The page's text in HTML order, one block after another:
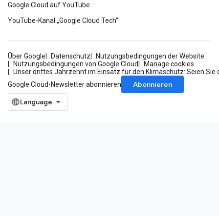
Google Cloud auf YouTube
YouTube-Kanal „Google Cloud Tech“
Über Google Datenschutz
Nutzungsbedingungen der Website
Nutzungsbedingungen von Google Cloud
Manage cookies
Unser drittes Jahrzehnt im Einsatz für den Klimaschutz: Seien Sie
Google Cloud-Newsletter abonnieren
Abonnieren